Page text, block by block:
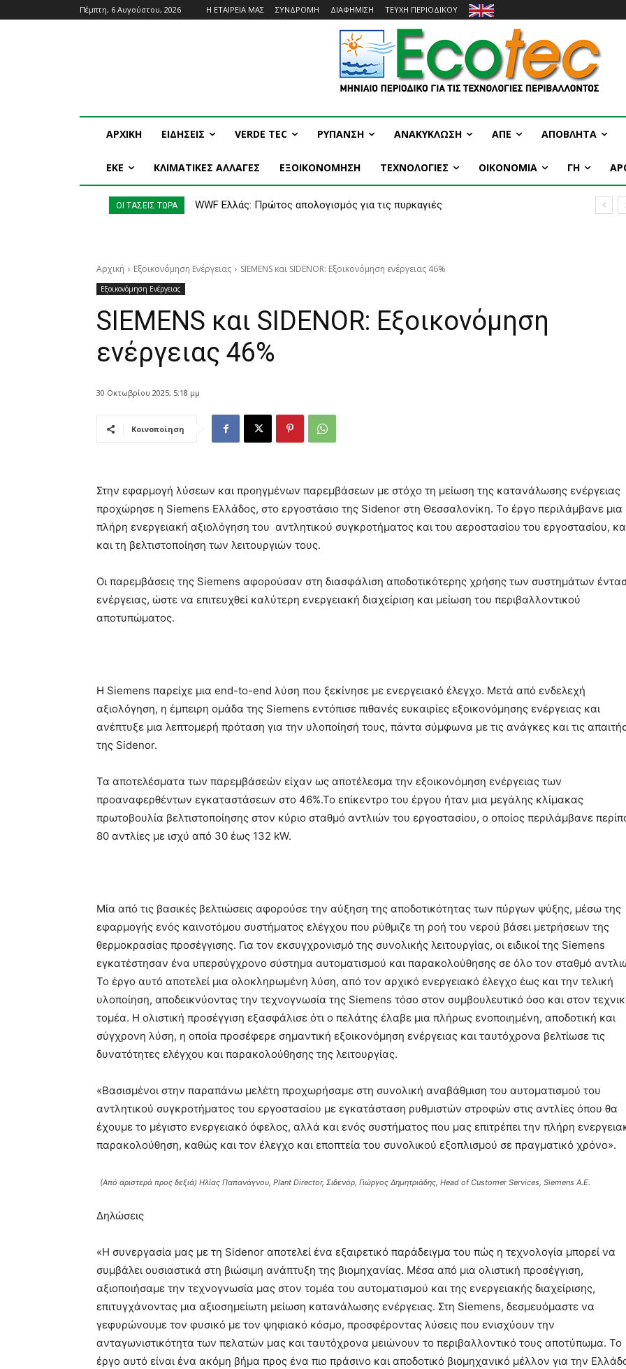
Πέμπτη, 6 Αυγούστου, 2026 Η ΕΤΑΙΡΕΙΑ ΜΑΣ ΣΥΝΔΡΟΜΗ ΔΙΑΦΗΜΙΣΗ ΤΕΥΧΗ ΠΕΡΙΟΔΙΚΟΥ
ΑΡΧΙΚΗ ΕΙΔΗΣΕΙΣ VERDE TEC ΡΥΠΑΝΣΗ ΑΝΑΚΥΚΛΩΣΗ ΑΠΕ ΑΠΟΒΛΗΤΑ
ΕΚΕ ΚΛΙΜΑΤΙΚΕΣ ΑΛΛΑΓΕΣ ΕΞΟΙΚΟΝΟΜΗΣΗ ΤΕΧΝΟΛΟΓΙΕΣ OIKONOMIA ΓΗ
ΟΙ ΤΑΣΕΙΣ ΤΩΡΑ WWF Ελλάς: Πρώτος απολογισμός για τις πυρκαγιές
Τα μεγαλύτερα ποτάμια της Ευρώπης σε ιστορικά χαμηλά επίπεδα νερού
Αρχική Εξοικονόμηση Ενέργειας SIEMENS και SIDENOR: Εξοικονόμηση ενέργειας 46%
Εξοικονόμηση Ενέργειας
SIEMENS και SIDENOR: Εξοικονόμηση
ενέργειας 46%
30 Οκτωβρίου 2025, 5:18 μμ
Κοινοποίηση
Στην εφαρμογή λύσεων και προηγμένων παρεμβάσεων με στόχο τη μείωση της κατανάλωσης ενέργειας
προχώρησε η Siemens Ελλάδος, στο εργοστάσιο της Sidenor στη Θεσσαλονίκη. Το έργο περιλάμβανε μια
πλήρη ενεργειακή αξιολόγηση του αντλητικού συγκροτήματος και του αεροστασίου του εργοστασίου,
και τη βελτιστοποίηση των λειτουργιών τους.
Οι παρεμβάσεις της Siemens αφορούσαν στη διασφάλιση αποδοτικότερης χρήσης των συστημάτων
ενέργειας, ώστε να επιτευχθεί καλύτερη ενεργειακή διαχείριση και μείωση του περιβαλλοντικού
αποτυπώματος.
Η Siemens παρείχε μια end-to-end λύση που ξεκίνησε με ενεργειακό έλεγχο. Μετά από ενδελεχή
αξιολόγηση, η έμπειρη ομάδα της Siemens εντόπισε πιθανές ευκαιρίες εξοικονόμησης ενέργειας και
ανέπτυξε μια λεπτομερή πρόταση για την υλοποίησή τους, πάντα σύμφωνα με τις ανάγκες και τις
της Sidenor.
Τα αποτελέσματα των παρεμβάσεών είχαν ως αποτέλεσμα την εξοικονόμηση ενέργειας των
προαναφερθέντων εγκαταστάσεων στο 46%.Το επίκεντρο του έργου ήταν μια μεγάλης κλίμακας
πρωτοβουλία βελτιστοποίησης στον κύριο σταθμό αντλιών του εργοστασίου, ο οποίος περιλάμβανε
80 αντλίες με ισχύ από 30 έως 132 kW.
Μία από τις βασικές βελτιώσεις αφορούσε την αύξηση της αποδοτικότητας των πύργων ψύξης, μέσω της
εφαρμογής ενός καινοτόμου συστήματος ελέγχου που ρύθμιζε τη ροή του νερού βάσει μετρήσεων της
θερμοκρασίας προσέγγισης. Για τον εκσυγχρονισμό της συνολικής λειτουργίας, οι ειδικοί της Siemens
εγκατέστησαν ένα υπερσύγχρονο σύστημα αυτοματισμού και παρακολούθησης σε όλο τον σταθμό
Το έργο αυτό αποτελεί μια ολοκληρωμένη λύση, από τον αρχικό ενεργειακό έλεγχο έως και την τελική
υλοποίηση, αποδεικνύοντας την τεχνογνωσία της Siemens τόσο στον συμβουλευτικό όσο και στον
τομέα. Η ολιστική προσέγγιση εξασφάλισε ότι ο πελάτης έλαβε μια πλήρως ενοποιημένη, αποδοτική και
σύγχρονη λύση, η οποία προσέφερε σημαντική εξοικονόμηση ενέργειας και ταυτόχρονα βελτίωσε τις
δυνατότητες ελέγχου και παρακολούθησης της λειτουργίας.
«Βασισμένοι στην παραπάνω μελέτη προχωρήσαμε στη συνολική αναβάθμιση του αυτοματισμού του
αντλητικού συγκροτήματος του εργοστασίου με εγκατάσταση ρυθμιστών στροφών στις αντλίες όπου θα
έχουμε το μέγιστο ενεργειακό όφελος, αλλά και ενός συστήματος που μας επιτρέπει την πλήρη
παρακολούθηση, καθώς και τον έλεγχο και εποπτεία του συνολικού εξοπλισμού σε πραγματικό χρόνο».
(Από αριστερά προς δεξιά) Ηλίας Παπανάγνου, Plant Director, Σιδενόρ, Γιώργος Δημητριάδης, Head of Customer Services, Siemens A.E.
Δηλώσεις
«Η συνεργασία μας με τη Sidenor αποτελεί ένα εξαιρετικό παράδειγμα του πώς η τεχνολογία μπορεί να
συμβάλει ουσιαστικά στη βιώσιμη ανάπτυξη της βιομηχανίας. Μέσα από μια ολιστική προσέγγιση,
αξιοποιήσαμε την τεχνογνωσία μας στον τομέα του αυτοματισμού και της ενεργειακής διαχείρισης,
επιτυγχάνοντας μια αξιοσημείωτη μείωση κατανάλωσης ενέργειας. Στη Siemens, δεσμευόμαστε να
γεφυρώνουμε τον φυσικό με τον ψηφιακό κόσμο, προσφέροντας λύσεις που ενισχύουν την
ανταγωνιστικότητα των πελατών μας και ταυτόχρονα μειώνουν το περιβαλλοντικό τους αποτύπωμα. Το
έργο αυτό είναι ένα ακόμη βήμα προς ένα πιο πράσινο και αποδοτικό βιομηχανικό μέλλον για την